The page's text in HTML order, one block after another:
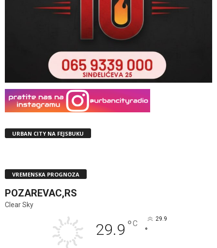
URBAN CITY NA FEJSBUKU
VREMENSKA PROGNOZA
POZAREVAC,RS
Clear Sky
29.9 °C 29.9
°